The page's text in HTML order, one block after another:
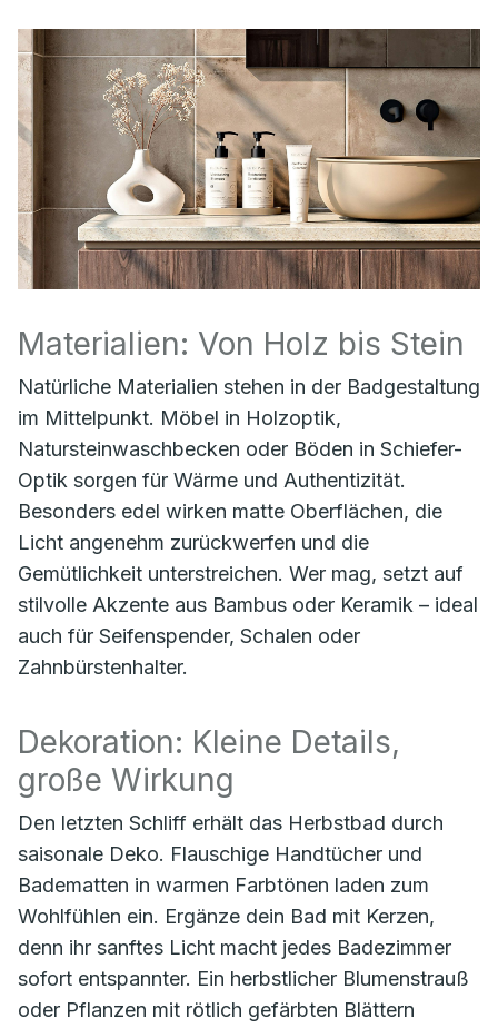
Materialien: Von Holz bis Stein
Natürliche Materialien stehen in der Badgestaltung
im Mittelpunkt. Möbel in Holzoptik,
Natursteinwaschbecken oder Böden in Schiefer-
Optik sorgen für Wärme und Authentizität.
Besonders edel wirken matte Oberflächen, die
Licht angenehm zurückwerfen und die
Gemütlichkeit unterstreichen. Wer mag, setzt auf
stilvolle Akzente aus Bambus oder Keramik – ideal
auch für Seifenspender, Schalen oder
Zahnbürstenhalter.
Dekoration: Kleine Details,
große Wirkung
Den letzten Schliff erhält das Herbstbad durch
saisonale Deko. Flauschige Handtücher und
Badematten in warmen Farbtönen laden zum
Wohlfühlen ein. Ergänze dein Bad mit Kerzen,
denn ihr sanftes Licht macht jedes Badezimmer
sofort entspannter. Ein herbstlicher Blumenstrauß
oder Pflanzen mit rötlich gefärbten Blättern